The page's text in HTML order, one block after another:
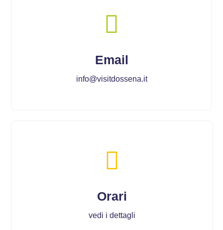
Email
info@visitdossena.it
Orari
vedi i dettagli